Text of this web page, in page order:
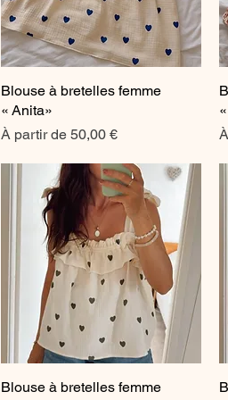
Aperçu rapide
Blouse à bretelles femme
« Anita»
À partir de 50,00 €
Prix promotionnel
Aperçu rapide
Blouse à bretelles femme